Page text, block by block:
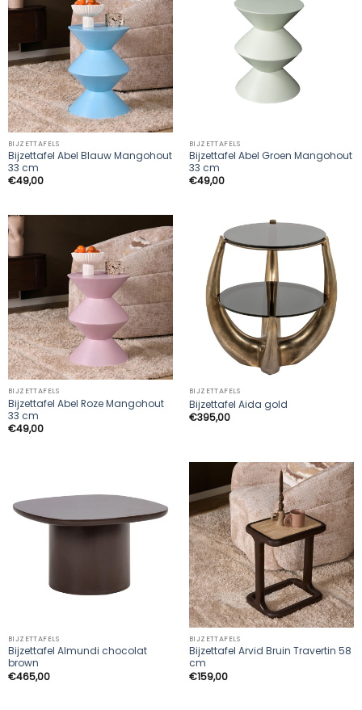
BIJZETTAFELS
Bijzettafel Abel Blauw Mangohout
33 cm
€49,00
BIJZETTAFELS
Bijzettafel Abel Groen Mangohout
33 cm
€49,00
BIJZETTAFELS
Bijzettafel Abel Roze Mangohout
33 cm
€49,00
BIJZETTAFELS
Bijzettafel Aida gold
€395,00
BIJZETTAFELS
Bijzettafel Almundi chocolat
brown
€465,00
BIJZETTAFELS
Bijzettafel Arvid Bruin Travertin 58
cm
€159,00